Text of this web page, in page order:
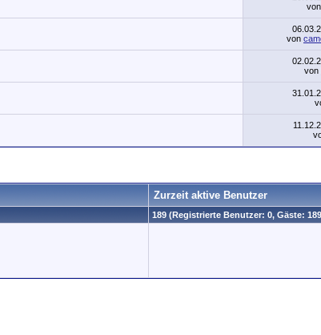
von
von
von
Zurzeit aktive Benutzer
189 (Registrierte Benutzer: 0, Gäste: